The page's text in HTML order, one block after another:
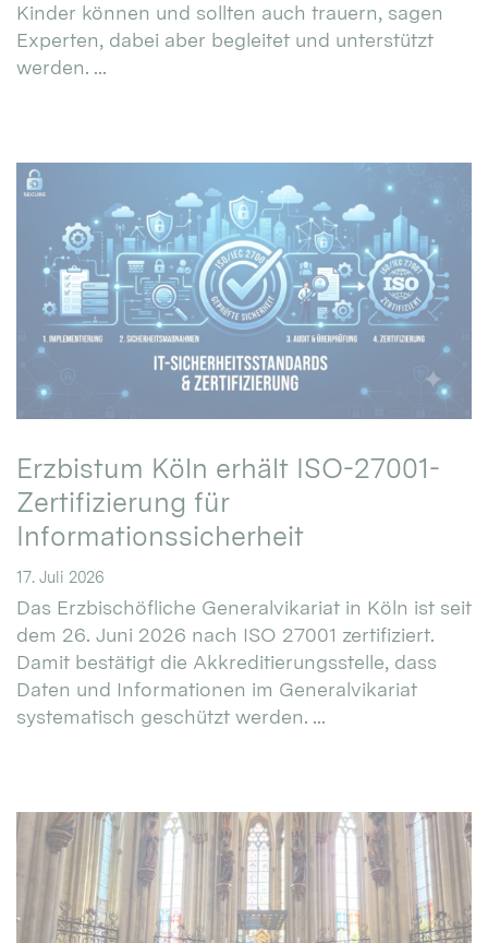
Kinder können und sollten auch trauern, sagen
Experten, dabei aber begleitet und unterstützt
werden. ...
Erzbistum Köln erhält ISO-27001-
Zertifizierung für
Informationssicherheit
17. Juli 2026
Das Erzbischöfliche Generalvikariat in Köln ist seit
dem 26. Juni 2026 nach ISO 27001 zertifiziert.
Damit bestätigt die Akkreditierungsstelle, dass
Daten und Informationen im Generalvikariat
systematisch geschützt werden. ...